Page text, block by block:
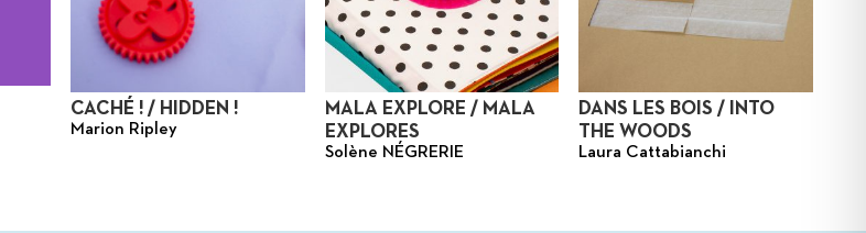
CACHÉ ! / HIDDEN !
Marion Ripley
MALA EXPLORE / MALA
EXPLORES
Solène NÉGRERIE
DANS LES BOIS / INTO
THE WOODS
Laura Cattabianchi